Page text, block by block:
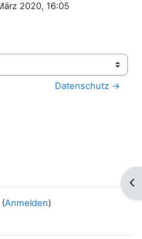
2020, 16:05
Datenschutz →
(Anmelden)